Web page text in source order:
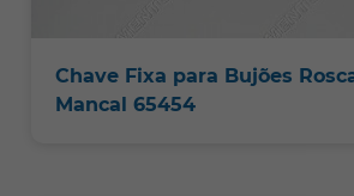
Chave Fixa para Bujões
Mancal 65454